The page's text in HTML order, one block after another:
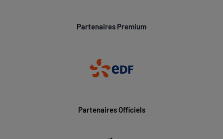
Partenaires Premium
Partenaires Officiels